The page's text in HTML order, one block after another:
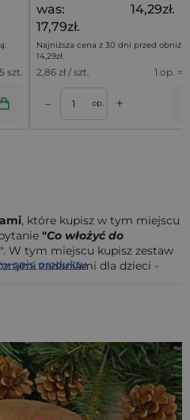
szt.
was:
17,79zł.
14,29zł.
Najniższa cena z 30 dni przed
14,29zł.
2,86 zł / szt. 1 op. =
– op. +
, które kupisz w tym miejscu
"Co włożyć do
". W tym miejscu kupisz zestaw
zadaniami dla dzieci -
zadaniami adwentowymi
kart adwentowychz
-30 szt. karty z
3szt.pustych kart
opis produktu